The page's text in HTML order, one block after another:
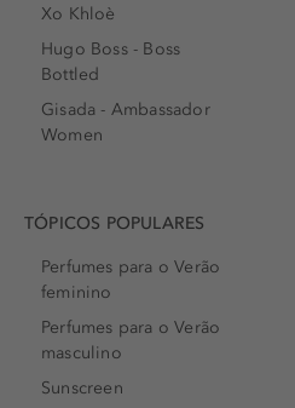
Xo Khloè
Hugo Boss - Boss
Bottled
Gisada - Ambassador
Women
TÓPICOS POPULARES
Perfumes para o Verão
feminino
Perfumes para o Verão
masculino
Sunscreen